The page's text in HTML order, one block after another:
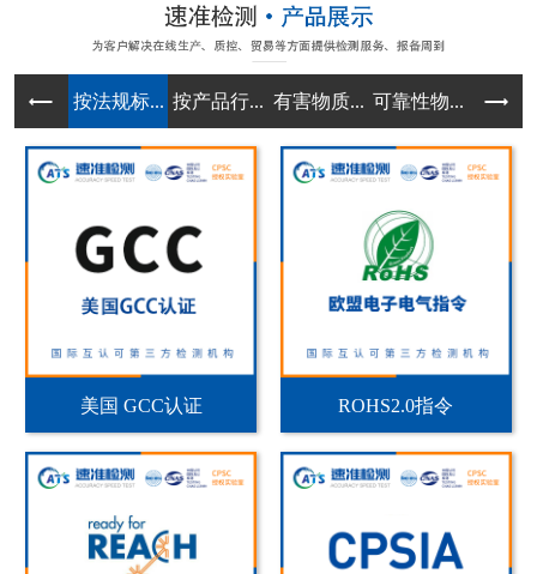
按法规标... 按产品行... 有害物质... 可靠性物... 实验
美国 GCC认证 ROHS2.0指令